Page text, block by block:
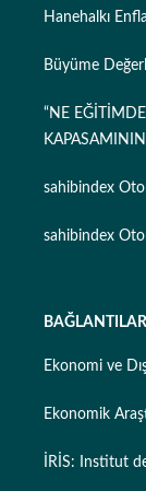
Hanehalkı
Büyüme
“NE
sahibindex
sahibindex
BAĞLANTILAR
Ekonomi ve
Ekonomik
İRİS: Institut